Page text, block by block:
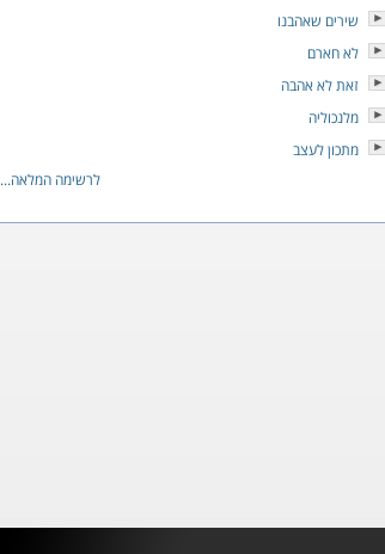
שירים שאהבנו
לא חארם
זאת לא אהבה
מלנכוליה
מתכון לעצב
לרשימה המלאה...